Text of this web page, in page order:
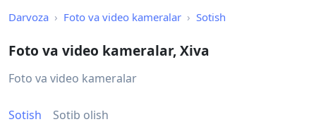
Darvoza Foto va video kameralar Sotish
Foto va video kameralar, Xiva
Foto va video kameralar
Sotish Sotib olish